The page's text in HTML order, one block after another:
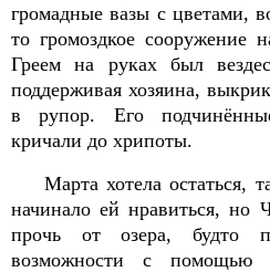
громадные вазы с цветами,
то громоздкое сооружение
Греем на руках был
поддерживая хозяина,
в рупор. Его
кричали до хрипоты.
Марта хотела остаться,
начинало ей нравиться, но
прочь от озера, будто
возможности с помощью